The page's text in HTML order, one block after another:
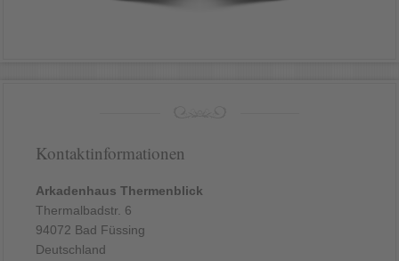
Kontaktinformationen
Arkadenhaus Thermenblick
Thermalbadstr. 6
94072 Bad Füssing
Deutschland